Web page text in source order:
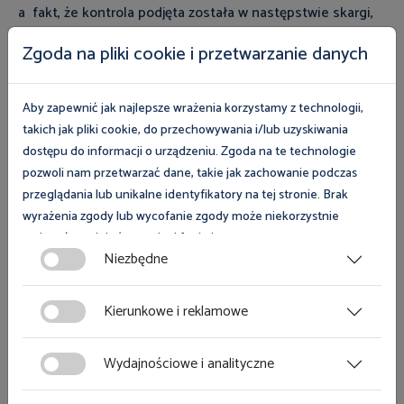
a fakt, że kontrola podjęta została w następstwie skargi,
pracodawcy.
W toku dyskusji wskazano także przypadki korzystania
przez pracowników cudzoziemskich z pomocy
pośredników, poprzez których poszukują oni zatrudnienia
w Polsce, oraz zagrożenia, jakie wiążą się z takimi
sposobami uzyskania pracy. Omawiano kwestie typów
umów, w oparciu o które możliwe jest podejmowanie
pracy w Polsce. Zarówno Katarzyna Łażewska-Hrycko, jak i
Alicia Irene Falkowski zadeklarowały chęć podtrzymania
współpracy Państwowej Inspekcji Pracy z placówką
dyplomatyczną Republiki Argentyny w Warszawie. Jej
przejawem mogą być różnego rodzaju inicjatywy
adresowane do obywateli tego kraju świadczących pracę
Zgoda na pliki cookie i przetwarzanie danych
Aby zapewnić jak najlepsze wrażenia korzystamy z technologii,
takich jak pliki cookie, do przechowywania i/lub uzyskiwania
dostępu do informacji o urządzeniu. Zgoda na te technologie
pozwoli nam przetwarzać dane, takie jak zachowanie podczas
przeglądania lub unikalne identyfikatory na tej stronie. Brak
wyrażenia zgody lub wycofanie zgody może niekorzystnie
wpłynąć na niektóre cechy i funkcje.
Zgoda na pliki cookies jest dobrowolna i można ją wycofać lub
zmodyfikować w dowolnym momencie klikając w przycisk
ciasteczka w lewym dolnym rogu strony. Więcej informacji
znajdziesz w
Niezbędne
Kierunkowe i reklamowe
Wydajnościowe i analityczne